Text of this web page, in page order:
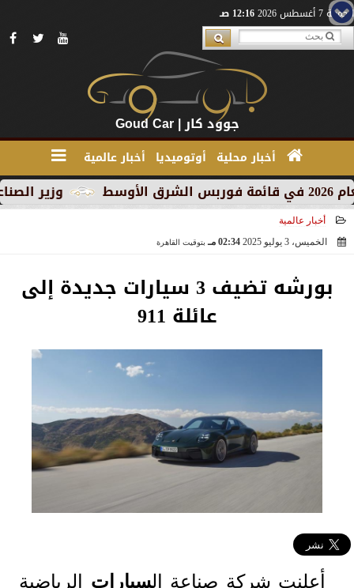
الجمعة 7 أغسطس 2026 12:16 صـ
جوود كار | Goud Car
أخبار محلية أوتوميديا أخبار عالمية
وزير الصناعة
أخبار عالمية
الخميس، 3 يوليو 2025
02:34 مـ بتوقيت القاهرة
بورشه تضيف 3 سيارات جديدة إلى
عائلة 911
أعلنت شركة صناعة السيارات الرياضية